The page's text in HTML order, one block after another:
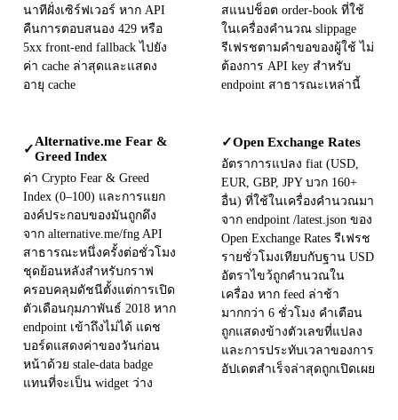
นาทีฝั่งเซิร์ฟเวอร์ หาก API
คืนการตอบสนอง 429 หรือ
5xx front-end fallback ไปยัง
ค่า cache ล่าสุดและแสดง
อายุ cache
สแนปช็อต order-book ที่ใช้
ในเครื่องคำนวณ slippage
รีเฟรชตามคำขอของผู้ใช้ ไม่
ต้องการ API key สำหรับ
endpoint สาธารณะเหล่านี้
✓
Alternative.me Fear &
Greed Index
ค่า Crypto Fear & Greed
Index (0–100) และการแยก
องค์ประกอบของมันถูกดึง
จาก alternative.me/fng API
สาธารณะหนึ่งครั้งต่อชั่วโมง
ชุดย้อนหลังสำหรับกราฟ
ครอบคลุมดัชนีตั้งแต่การเปิด
ตัวเดือนกุมภาพันธ์ 2018 หาก
endpoint เข้าถึงไม่ได้ แดช
บอร์ดแสดงค่าของวันก่อน
หน้าด้วย stale-data badge
แทนที่จะเป็น widget ว่าง
✓Open Exchange Rates
อัตราการแปลง fiat (USD,
EUR, GBP, JPY บวก 160+
อื่น) ที่ใช้ในเครื่องคำนวณมา
จาก endpoint /latest.json ของ
Open Exchange Rates รีเฟรช
รายชั่วโมงเทียบกับฐาน USD
อัตราไขว้ถูกคำนวณใน
เครื่อง หาก feed ล่าช้า
มากกว่า 6 ชั่วโมง คำเตือน
ถูกแสดงข้างตัวเลขที่แปลง
และการประทับเวลาของการ
อัปเดตสำเร็จล่าสุดถูกเปิดเผย